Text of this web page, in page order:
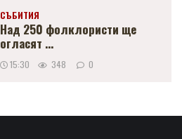
СЪБИТИЯ
Над 250 фолклористи ще
огласят ...
15:30 348 0